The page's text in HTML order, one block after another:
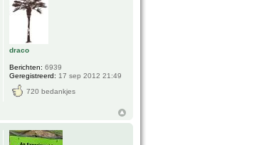
draco
Berichten: 6939
Geregistreerd: 17 sep 2012 21:49
720 bedankjes